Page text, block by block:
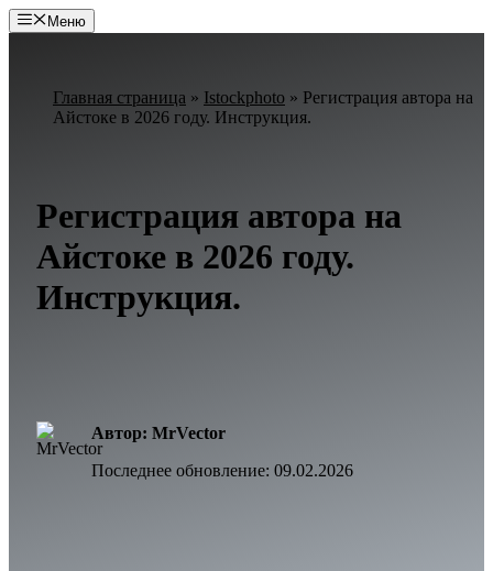
Перейти
к
Меню
Главная страница » Istockphoto » Регистрация автора на
Айстоке в 2026 году. Инструкция.
Регистрация автора на
Айстоке в 2026 году.
Инструкция.
Автор: MrVector
Последнее обновление: 09.02.2026